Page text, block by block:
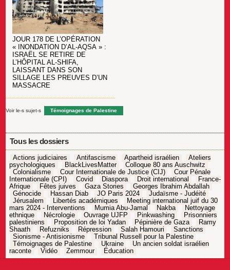
JOUR 178 DE L’OPÉRATION
« INONDATION D’AL-AQSA » :
ISRAËL SE RETIRE DE
L’HÔPITAL AL-SHIFA,
LAISSANT DANS SON
SILLAGE LES PREUVES D’UN
MASSACRE
Voir le-s sujet-s Témoignages de Palestine
Tous les dossiers
Actions judiciaires Antifascisme Apartheid israélien
Ateliers
psychologiques
BlackLivesMatter
Colloque 80 ans Auschwitz
Colonialisme
Cour Internationale de Justice (CIJ)
Cour Pénale
Internationale (CPI)
Covid Diaspora Droit international
France-
Afrique
Fêtes juives Gaza Stories
Georges Ibrahim Abdallah
Génocide
Hassan Diab JO Paris 2024
Judaïsme - Judéité
Jérusalem
Libertés académiques
Meeting international juif du 30
mars 2024 - Interventions
Mumia Abu-Jamal Nakba
Nettoyage
ethnique
Nécrologie Ouvrage UJFP Pinkwashing
Prisonniers
palestiniens
Proposition de loi Yadan Pépinière de Gaza
Ramy
Shaath
Refuzniks Répression Salah Hamouri
Sanctions
Sionisme - Antisionisme
Tribunal Russell pour la Palestine
Témoignages de Palestine
Ukraine
Un ancien soldat israélien
raconte
Vidéo Zemmour Éducation
Navigation